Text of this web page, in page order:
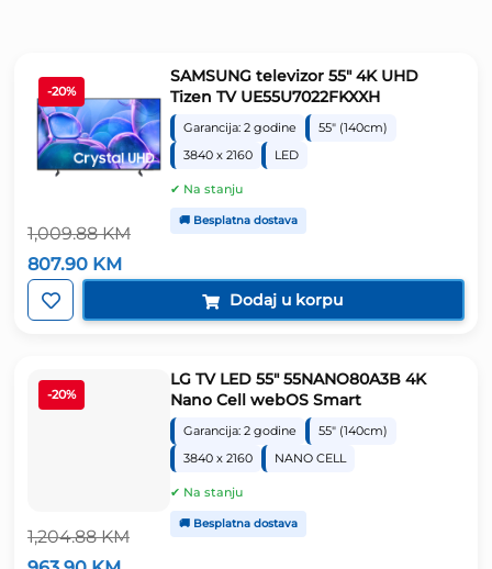
-20%
1,009.88KM
Izvorna
cijena
bila
je:
807.90 KM
cijena
807.90 KM.
SAMSUNG televizor 55″ 4K UHD
Tizen TV UE55U7022FKXXH
Garancija: 2 godine
55" (140cm)
3840 x 2160
LED
✔ Na stanju
🚚 Besplatna dostava
Dodaj u korpu
-20%
1,204.88KM
Izvorna
LG TV LED 55″ 55NANO80A3B 4K
Nano Cell webOS Smart
Garancija: 2 godine
55" (140cm)
3840 x 2160
NANO CELL
✔ Na stanju
🚚 Besplatna dostava